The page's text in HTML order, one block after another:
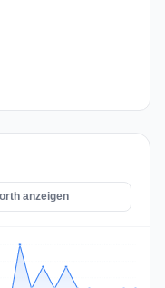
anzeigen